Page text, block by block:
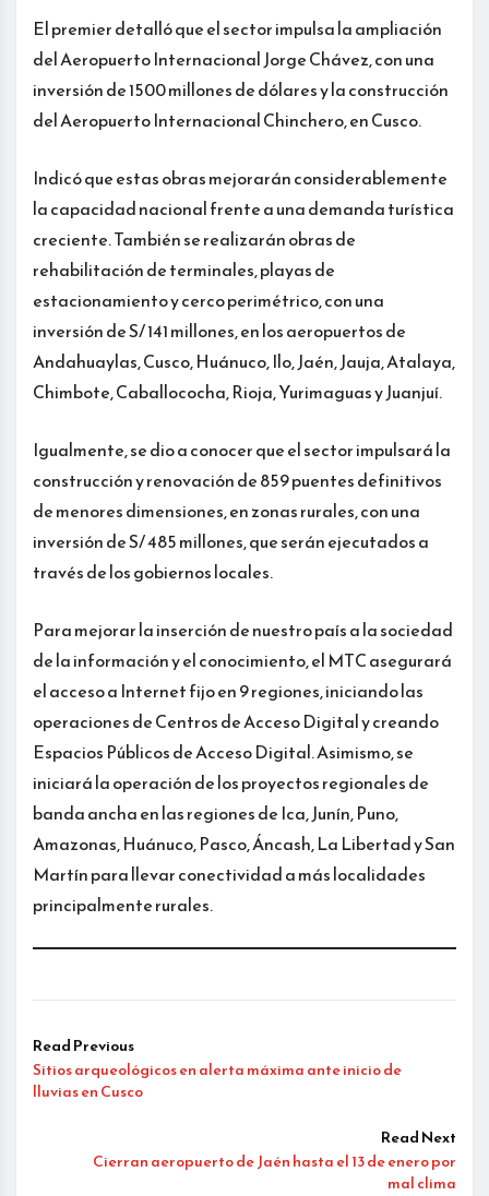
El premier detalló que el sector impulsa la ampliación
del Aeropuerto Internacional Jorge Chávez, con una
inversión de 1500 millones de dólares y la construcción
del Aeropuerto Internacional Chinchero, en Cusco.
Indicó que estas obras mejorarán considerablemente
la capacidad nacional frente a una demanda turística
creciente. También se realizarán obras de
rehabilitación de terminales, playas de
estacionamiento y cerco perimétrico, con una
inversión de S/ 141 millones, en los aeropuertos de
Andahuaylas, Cusco, Huánuco, Ilo, Jaén, Jauja, Atalaya,
Chimbote, Caballococha, Rioja, Yurimaguas y Juanjuí.
Igualmente, se dio a conocer que el sector impulsará la
construcción y renovación de 859 puentes definitivos
de menores dimensiones, en zonas rurales, con una
inversión de S/ 485 millones, que serán ejecutados a
través de los gobiernos locales.
Para mejorar la inserción de nuestro país a la sociedad
de la información y el conocimiento, el MTC asegurará
el acceso a Internet fijo en 9 regiones, iniciando las
operaciones de Centros de Acceso Digital y creando
Espacios Públicos de Acceso Digital. Asimismo, se
iniciará la operación de los proyectos regionales de
banda ancha en las regiones de Ica, Junín, Puno,
Amazonas, Huánuco, Pasco, Áncash, La Libertad y San
Martín para llevar conectividad a más localidades
principalmente rurales.
Read Previous
Sitios arqueológicos en alerta máxima ante inicio de
lluvias en Cusco
Read Next
Cierran aeropuerto de Jaén hasta el 13 de enero por
mal clima